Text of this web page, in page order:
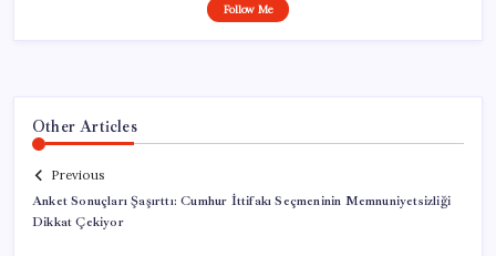
Follow Me
Other Articles
Previous
Anket Sonuçları Şaşırttı: Cumhur İttifakı Seçmeninin Memnuniyetsizliği
Dikkat Çekiyor